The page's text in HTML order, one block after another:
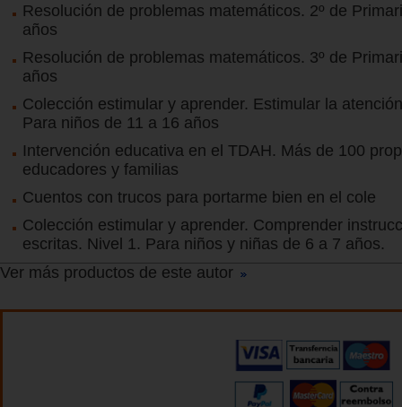
Resolución de problemas matemáticos. 2º de
años
Resolución de problemas matemáticos. 3º de
años
Colección estimular y aprender. Estimular la
Para niños de 11 a 16 años
Intervención educativa en el TDAH. Más de 100
educadores y familias
Cuentos con trucos para portarme bien en el cole
Colección estimular y aprender. Comprender
escritas. Nivel 1. Para niños y niñas de 6 a 7 años.
Ver más productos de este autor